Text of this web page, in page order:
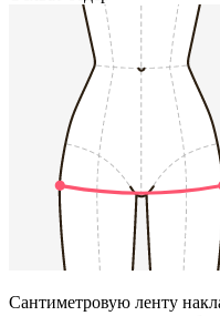
Сантиметровую ленту